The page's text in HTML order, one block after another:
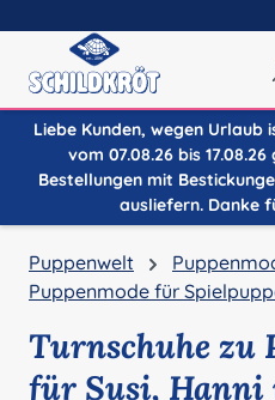
Liebe Kunden, wegen Urlaub
vom 07.08.26 bis
Bestellungen mit
ausliefern. Danke
Puppenwelt
Puppenmode für
Turnschuhe zu
für Susi,